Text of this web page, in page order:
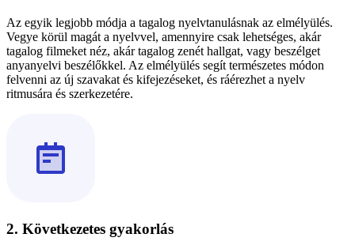
Az egyik legjobb módja a tagalog nyelvtanulásnak az elmélyülés.
Vegye körül magát a nyelvvel, amennyire csak lehetséges, akár
tagalog filmeket néz, akár tagalog zenét hallgat, vagy beszélget
anyanyelvi beszélőkkel. Az elmélyülés segít természetes módon
felvenni az új szavakat és kifejezéseket, és ráérezhet a nyelv
ritmusára és szerkezetére.
2. Következetes gyakorlás